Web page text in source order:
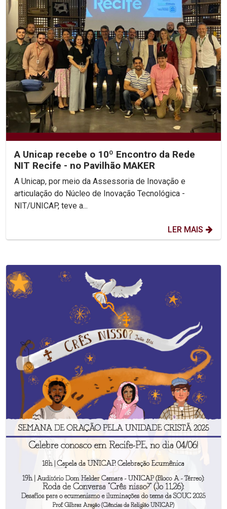
A Unicap recebe o 10º Encontro da Rede
NIT Recife - no Pavilhão MAKER
A Unicap, por meio da Assessoria de Inovação e
articulação do Núcleo de Inovação Tecnológica -
NIT/UNICAP, teve a...
LER MAIS